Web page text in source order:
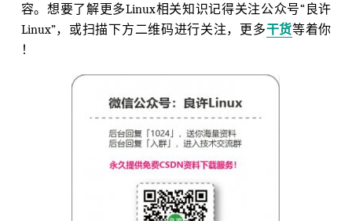
容。想要了解更多Linux相关知识记得关注公众号“良许
Linux”，或扫描下方二维码进行关注，更多干货等着你
！